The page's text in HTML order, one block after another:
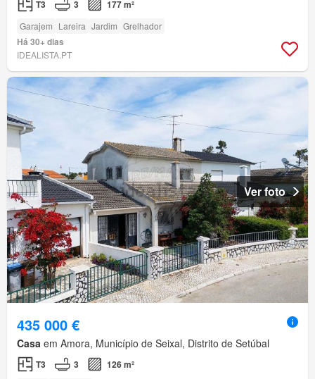
T3 3 177 m²
Garajem Lareira Jardim Grelhador
Há 30+ dias
IDEALISTA.PT
Ver foto
435 000 €
Casa em Amora, Município de Seixal, Distrito de Setúbal
T3 3 126 m²